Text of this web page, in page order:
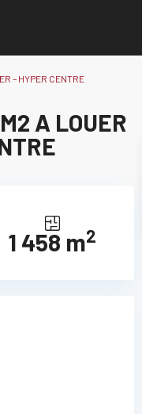
– HYPER CENTRE
A LOUER
1 458 m2